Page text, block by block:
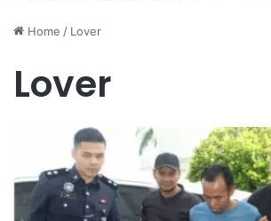
Home / Lover
Lover